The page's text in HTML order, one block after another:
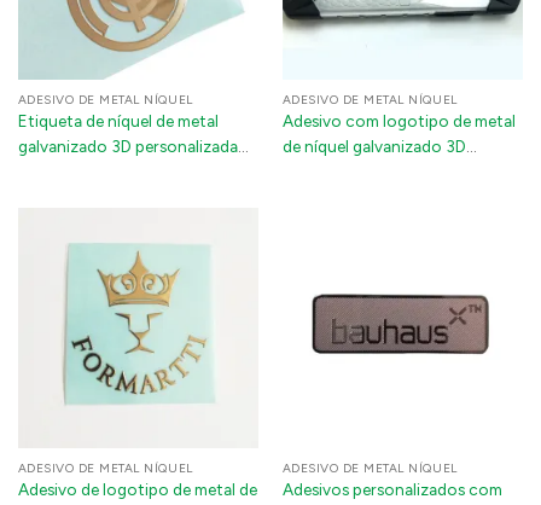
ADESIVO DE METAL NÍQUEL
Etiqueta de níquel de metal
galvanizado 3D personalizada
ADESIVO DE METAL NÍQUEL
Adesivo com logotipo de metal
de níquel galvanizado 3D
ADESIVO DE METAL NÍQUEL
Adesivo de logotipo de metal de
ADESIVO DE METAL NÍQUEL
Adesivos personalizados com